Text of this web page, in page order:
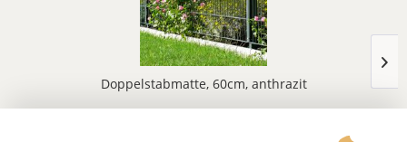
Doppelstabmatte, 60cm, anthrazit